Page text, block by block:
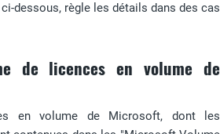
dessous, règle les détails dans des cas
de licences en volume de
en volume de Microsoft, dont les